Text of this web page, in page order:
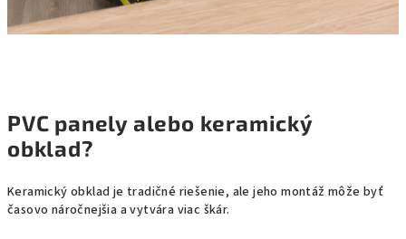
PVC panely alebo keramický
obklad?
Keramický obklad je tradičné riešenie, ale jeho montáž môže byť
časovo náročnejšia a vytvára viac škár.